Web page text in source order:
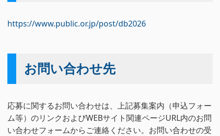
https://www.public.or.jp/post/db2026
お問い合わせ先
応募に関するお問い合わせは、上記募集案内（申込フォー
ム等）のリンクおよびWEBサイト関連ページURL内のお問
い合わせフォームからご連絡ください。お問い合わせの受